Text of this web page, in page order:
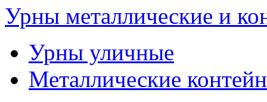
Урны металлические и
Урны уличные
Металлические